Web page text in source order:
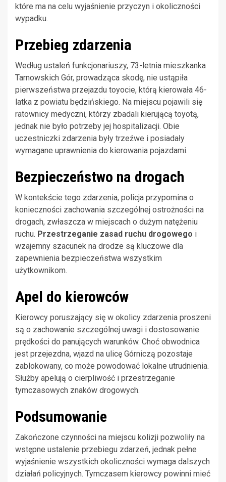
które ma na celu wyjaśnienie przyczyn i okoliczności
wypadku.
Przebieg zdarzenia
Według ustaleń funkcjonariuszy, 73-letnia mieszkanka
Tarnowskich Gór, prowadząca skodę, nie ustąpiła
pierwszeństwa przejazdu toyocie, którą kierowała 46-
latka z powiatu będzińskiego. Na miejscu pojawili się
ratownicy medyczni, którzy zbadali kierującą toyotą,
jednak nie było potrzeby jej hospitalizacji. Obie
uczestniczki zdarzenia były trzeźwe i posiadały
wymagane uprawnienia do kierowania pojazdami.
Bezpieczeństwo na drogach
W kontekście tego zdarzenia, policja przypomina o
konieczności zachowania szczególnej ostrożności na
drogach, zwłaszcza w miejscach o dużym natężeniu
ruchu. Przestrzeganie zasad ruchu drogowego i
wzajemny szacunek na drodze są kluczowe dla
zapewnienia bezpieczeństwa wszystkim
użytkownikom.
Apel do kierowców
Kierowcy poruszający się w okolicy zdarzenia proszeni
są o zachowanie szczególnej uwagi i dostosowanie
prędkości do panujących warunków. Choć obwodnica
jest przejezdna, wjazd na ulicę Górniczą pozostaje
zablokowany, co może powodować lokalne utrudnienia.
Służby apelują o cierpliwość i przestrzeganie
tymczasowych znaków drogowych.
Podsumowanie
Zakończone czynności na miejscu kolizji pozwoliły na
wstępne ustalenie przebiegu zdarzeń, jednak pełne
wyjaśnienie wszystkich okoliczności wymaga dalszych
działań policyjnych. Tymczasem kierowcy powinni mieć